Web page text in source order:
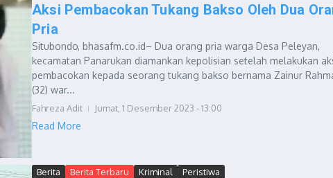
Aksi Pembacokan Tukang Bakso Oleh Dua
Pria
Situbondo, bhasafm.co.id– Dua orang pria warga Desa Peleyan,
kecamatan Panarukan diamankan kepolisian setelah melakukan
pembacokan kepada seorang tukang bakso bernama Zainur
(32) war...
Fahreza Adit Jumat, 1 Desember 2023 - 13:00
Read More
Berita Berita Terbaru Kriminal Peristiwa